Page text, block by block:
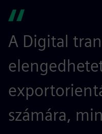
A Digital
számára,